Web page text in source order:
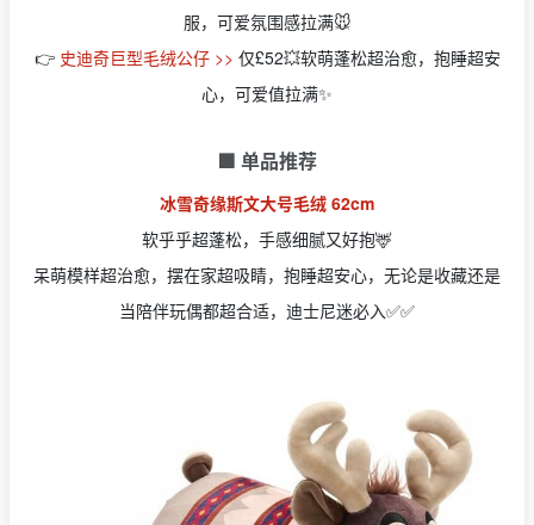
服，可爱氛围感拉满🐭
👉 史迪奇巨型毛绒公仔 >> 仅£52💥软萌蓬松超治愈，抱睡超安
心，可爱值拉满✨
🟩 单品推荐
冰雪奇缘斯文大号毛绒 62cm
软乎乎超蓬松，手感细腻又好抱🦌
呆萌模样超治愈，摆在家超吸睛，抱睡超安心，无论是收藏还是
当陪伴玩偶都超合适，迪士尼迷必入✅✅